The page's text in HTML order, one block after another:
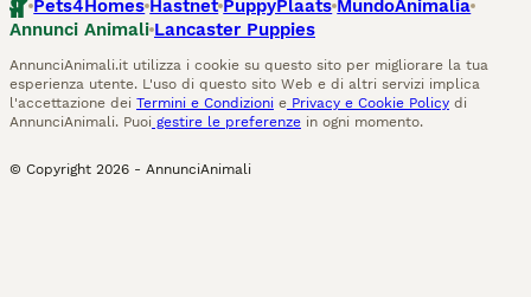
Pets4Homes Hastnet PuppyPlaats MundoAnimalia
Annunci Animali Lancaster Puppies
AnnunciAnimali.it utilizza i cookie su questo sito per migliorare la tua
esperienza utente. L'uso di questo sito Web e di altri servizi implica
l'accettazione dei Termini e Condizioni e Privacy e Cookie Policy di
AnnunciAnimali. Puoi gestire le preferenze in ogni momento.
© Copyright 2026 - AnnunciAnimali